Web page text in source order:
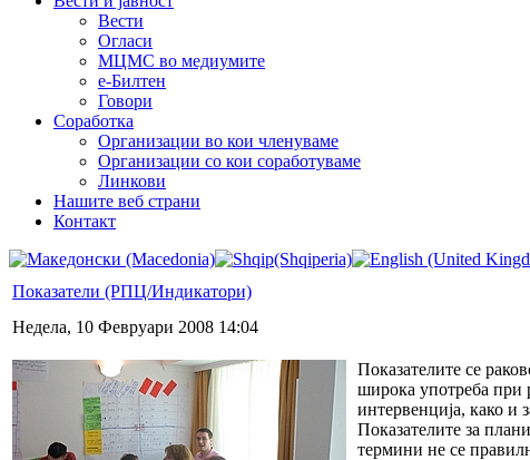
Вести
Огласи
МЦМС во медиумите
е-Билтен
Говори
Соработка
Организации во кои членуваме
Организации со кои соработуваме
Линкови
Нашите веб страни
Контакт
Показатели (РПЦ/Индикатори)
Недела, 10 Февруари 2008 14:04
Показателите се
широка употреба при
интервенција, како и
Показателите за
термини не се